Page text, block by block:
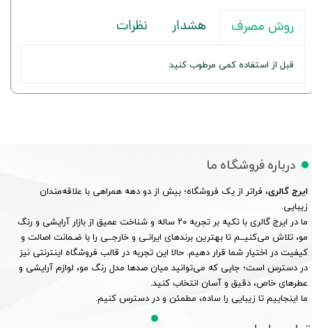
روش مصرف هشدار نظرات
قبل از استفاده کمی مرطوب کنید
درباره فروشگاه ما
ایرج گالری، فراتر از یک فروشگاه؛ بیش از دو دهه همراهی با علاقه‌مندان
زیبایی.
ما در ایرج گالری با تکیه بر تجربه ۲۰ ساله و شناخت عمیق از بازار آرایشی و رنگ
مو، تلاش می‌کنیــم تا بهترین برندهای ایرانـی و خارجــی را با ضـمانت اصالت و
کیفیت در اختیار شما قرار دهیم. حالا این تجربه در قالب فروشگاه اینترنتی نیز
در دسترس است؛ جایی که می‌توانید میان صدها مدل رنگ مو، لوازم آرایشی و
عطرهای خاص، دقیق و آسان انتخاب کنید.
ما اینجاییم تا زیبایی را ساده، مطمئن و در دسترس کنیم.